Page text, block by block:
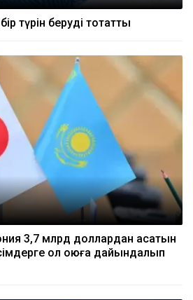
түрін беруді тоқтатты
3,7 млрд доллардан асатын
қол қоюға дайындалып